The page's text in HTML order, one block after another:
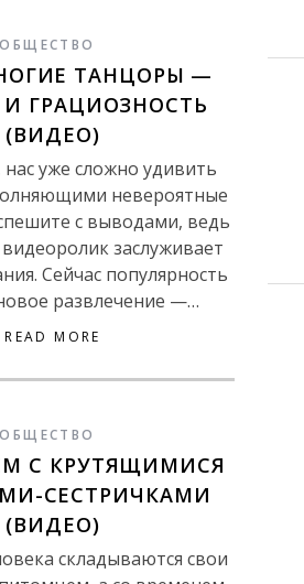
ОБЩЕСТВО
ТАНЦОРЫ —
И ГРАЦИОЗНОСТЬ
(ВИДЕО)
нас уже сложно удивить
невероятные
с выводами, ведь
заслуживает
Сейчас популярность
развлечение —…
READ MORE
ОБЩЕСТВО
С КРУТЯЩИМИСЯ
СЕСТРИЧКАМИ
(ВИДЕО)
складываются свои